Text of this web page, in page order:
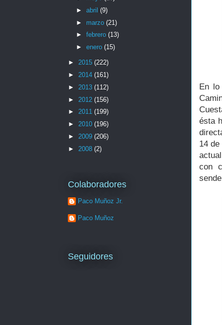
En lo
ésta
14
con
► abril (9)
► marzo (21)
► febrero (13)
► enero (15)
► 2015 (222)
► 2014 (161)
► 2013 (112)
► 2012 (156)
► 2011 (199)
► 2010 (196)
► 2009 (206)
► 2008 (2)
Colaboradores
Paco Muñoz Jr.
Paco Muñoz
Seguidores